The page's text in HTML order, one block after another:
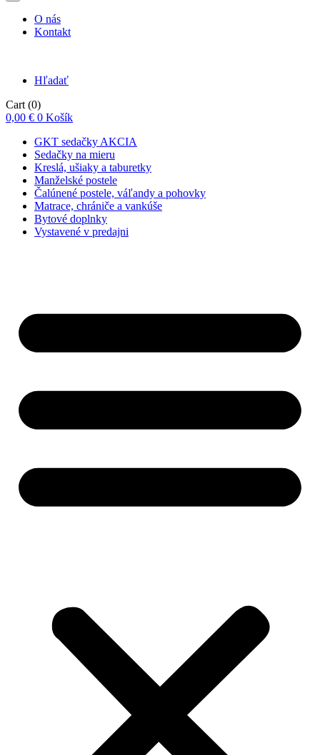
O nás
Kontakt
Hľadať
Cart (0)
0,00 € 0 Košík
GKT sedačky AKCIA
Sedačky na mieru
Kreslá, ušiaky a taburetky
Manželské postele
Čalúnené postele, váľandy a pohovky
Matrace, chrániče a vankúše
Bytové doplnky
Vystavené v predajni